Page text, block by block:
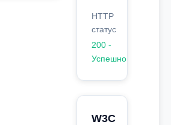
HTTP
статус
200 -
Успешно
W3C